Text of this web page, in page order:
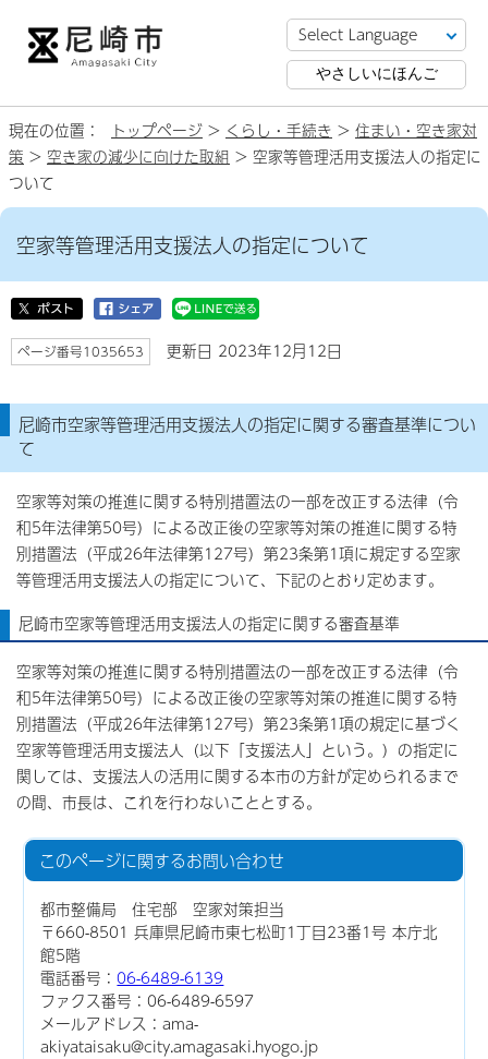
やさしいにほんご
現在の位置： トップページ > くらし・手続き > 住まい・空き家対
策 > 空き家の減少に向けた取組 > 空家等管理活用支援法人の指定に
ついて
空家等管理活用支援法人の指定について
ページ番号1035653 更新日 2023年12月12日
尼崎市空家等管理活用支援法人の指定に関する審査基準につい
て
空家等対策の推進に関する特別措置法の一部を改正する法律（令
和5年法律第50号）による改正後の空家等対策の推進に関する特
別措置法（平成26年法律第127号）第23条第1項に規定する空家
等管理活用支援法人の指定について、下記のとおり定めます。
尼崎市空家等管理活用支援法人の指定に関する審査基準
空家等対策の推進に関する特別措置法の一部を改正する法律（令
和5年法律第50号）による改正後の空家等対策の推進に関する特
別措置法（平成26年法律第127号）第23条第1項の規定に基づく
空家等管理活用支援法人（以下「支援法人」という。）の指定に
関しては、支援法人の活用に関する本市の方針が定められるまで
の間、市長は、これを行わないこととする。
このページに関するお問い合わせ
都市整備局 住宅部 空家対策担当
〒660-8501 兵庫県尼崎市東七松町1丁目23番1号 本庁北
館5階
電話番号：06-6489-6139
ファクス番号：06-6489-6597
メールアドレス：ama-
akiyataisaku@city.amagasaki.hyogo.jp